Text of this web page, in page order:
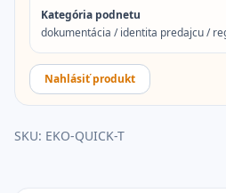
Kategória podnetu
dokumentácia / identita predajcu /
Nahlásiť produkt
SKU: EKO-QUICK-T